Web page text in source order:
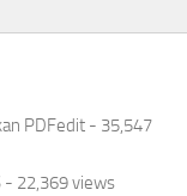
PDFedit - 35,547
- 22,369 views